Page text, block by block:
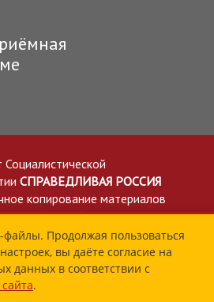
СПРАВЕДЛИВАЯ РОССИЯ
копирование материалов
ссылкой на сайт spravedlivo.ru
обработки персональных
spravedlivo.ru доступны по
Attribution 4.0 International
файлы. Продолжая пользоваться
вы даёте согласие на
данных в соответствии с
.